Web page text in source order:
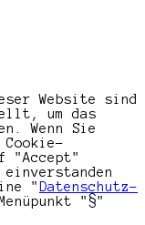
Website sind
um das
Wenn Sie
Cookie-
"Accept"
" Datenschutz-
"§"